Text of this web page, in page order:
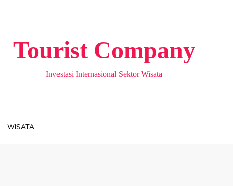
Tourist Company
Investasi Internasional Sektor Wisata
WISATA